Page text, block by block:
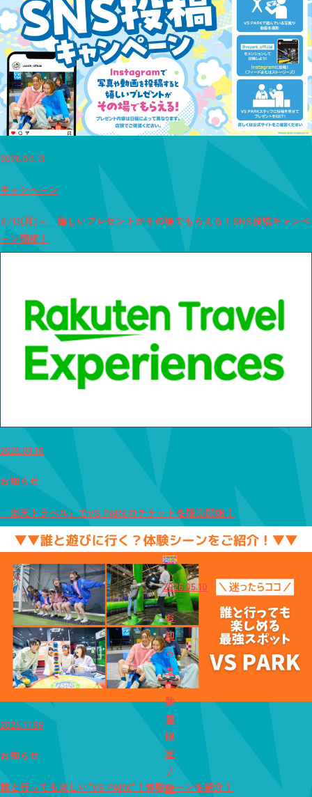
2026.05.10
お
知
ら
せ
数
量
限
定
♪
時
2026.04.13
キャンペーン
4/13(月)～ 嬉しいプレゼントがその場でもらえる！SNS投稿キャンペ
ーン開催！
2026.03.10
お知らせ
「楽天トラベル」でVS PARKのチケットを販売開始！
2025.11.06
お知らせ
誰と行っても楽しい"VS PARK"！体験シーンを紹介！